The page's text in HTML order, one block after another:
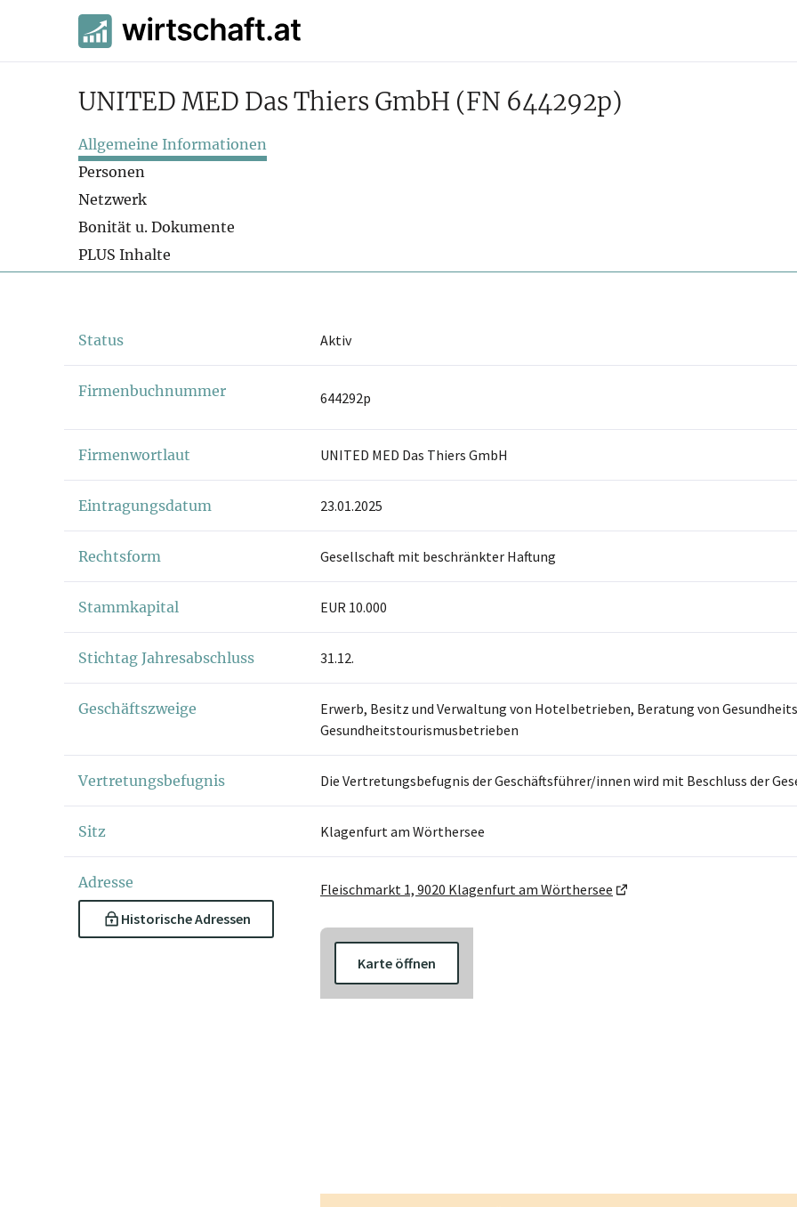
UNITED MED Das Thiers GmbH (FN 644292p)
Allgemeine Informationen
Personen
Netzwerk
Bonität u. Dokumente
PLUS Inhalte
Status Aktiv
Firmenbuchnummer 644292p
Firmenwortlaut UNITED MED Das Thiers GmbH
Eintragungsdatum 23.01.2025
Rechtsform Gesellschaft mit beschränkter Haftung
Stammkapital EUR 10.000
Stichtag Jahresabschluss 31.12.
Geschäftszweige
Erwerb, Besitz und Verwaltung von Hotelbetrieben, Beratung von
Gesundheitstourismusbetrieben
Vertretungsbefugnis Die Vertretungsbefugnis der Geschäftsführer/innen wird mit Beschluss der
Sitz Klagenfurt am Wörthersee
Adresse
Historische Adressen
Fleischmarkt 1, 9020 Klagenfurt am Wörthersee
Karte öffnen